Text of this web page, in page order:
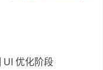
UI 优化阶段